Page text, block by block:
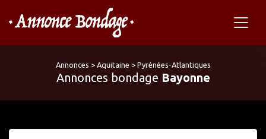
Annonces > Aquitaine > Pyrénées-Atlantiques
Annonces bondage Bayonne